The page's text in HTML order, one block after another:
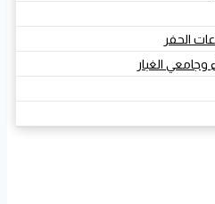
الحفر
الغبار